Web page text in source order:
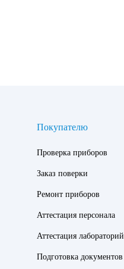
Покупателю
Проверка приборов
Заказ поверки
Ремонт приборов
Аттестация персонала
Аттестация лабораторий
Подготовка документов